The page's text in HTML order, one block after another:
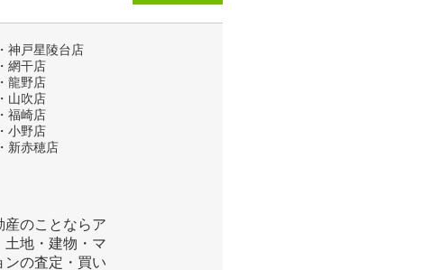
・神戸星陵台店
・網干店
・龍野店
・山吹店
・福崎店
・小野店
・新赤穂店